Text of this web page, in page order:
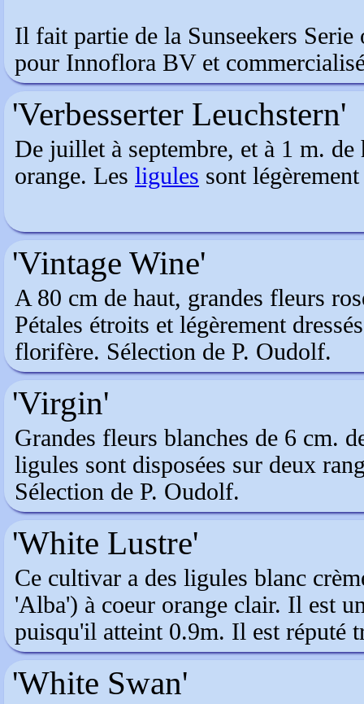
Il fait partie de la Sunseekers
pour Innoflora BV et
'Verbesserter Leuchstern'
De juillet à septembre, et à 1 m.
orange. Les ligules sont
'Vintage Wine'
A 80 cm de haut, grandes fleurs
Pétales étroits et légèrement
florifère. Sélection de P. Oudolf.
'Virgin'
Grandes fleurs blanches de 6 cm.
ligules sont disposées sur deux
Sélection de P. Oudolf.
'White Lustre'
Ce cultivar a des ligules blanc
'Alba') à coeur orange clair. Il est
puisqu'il atteint 0.9m. Il est réputé
'White Swan'